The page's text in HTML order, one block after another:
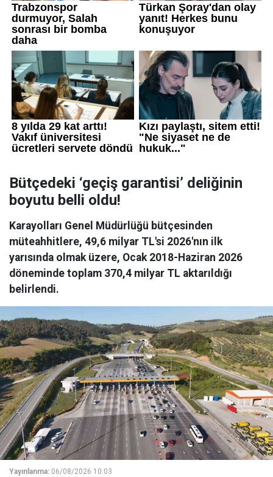
Bütçedeki ‘geçiş garantisi’ deliğinin
boyutu belli oldu!
Karayolları Genel Müdürlüğü bütçesinden
müteahhitlere, 49,6 milyar TL'si 2026'nın ilk
yarısında olmak üzere, Ocak 2018-Haziran 2026
döneminde toplam 370,4 milyar TL aktarıldığı
belirlendi.
Yayınlanma: 06/08/2026 10:03